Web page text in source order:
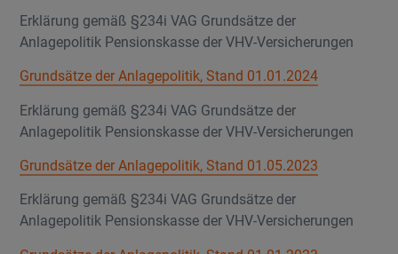
Erklärung gemäß §234i VAG Grundsätze der
Anlagepolitik Pensionskasse der VHV-Versicherungen
Grundsätze der Anlagepolitik, Stand 01.01.2024
Erklärung gemäß §234i VAG Grundsätze der
Anlagepolitik Pensionskasse der VHV-Versicherungen
Grundsätze der Anlagepolitik, Stand 01.05.2023
Erklärung gemäß §234i VAG Grundsätze der
Anlagepolitik Pensionskasse der VHV-Versicherungen